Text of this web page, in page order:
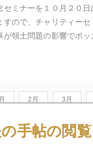
セミナーを１０月２０
すので、チャリティー
が領土問題の影響でポ
2月 3月
手帖の閲